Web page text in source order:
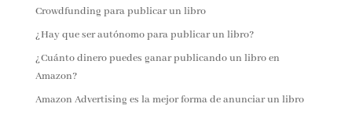
Crowdfunding para publicar un libro
¿Hay que ser autónomo para publicar un libro?
¿Cuánto dinero puedes ganar publicando un libro en
Amazon?
Amazon Advertising es la mejor forma de anunciar un libro